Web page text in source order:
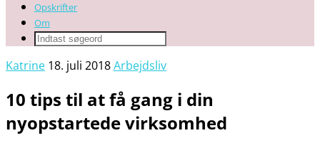
Opskrifter
Om
Katrine 18. juli 2018Arbejdsliv
10 tips til at få gang i din
nyopstartede virksomhed